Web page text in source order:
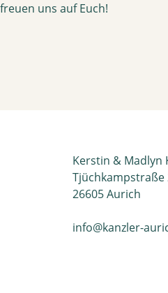
uns auf Euch!
Kerstin & Madlyn
Tjüchkampstraße
26605 Aurich
info@kanzler-